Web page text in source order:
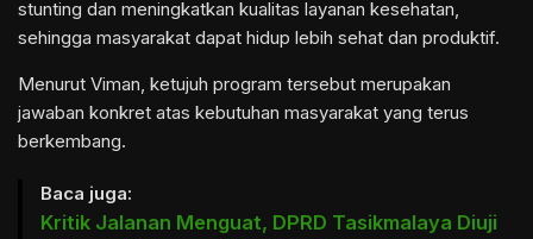
stunting dan meningkatkan kualitas layanan kesehatan,
sehingga masyarakat dapat hidup lebih sehat dan produktif.
Menurut Viman, ketujuh program tersebut merupakan
jawaban konkret atas kebutuhan masyarakat yang terus
berkembang.
Baca juga:
Kritik Jalanan Menguat, DPRD Tasikmalaya Diuji